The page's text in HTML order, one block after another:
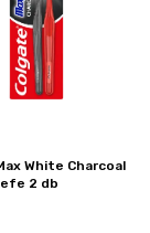
White Charcoal
2 db